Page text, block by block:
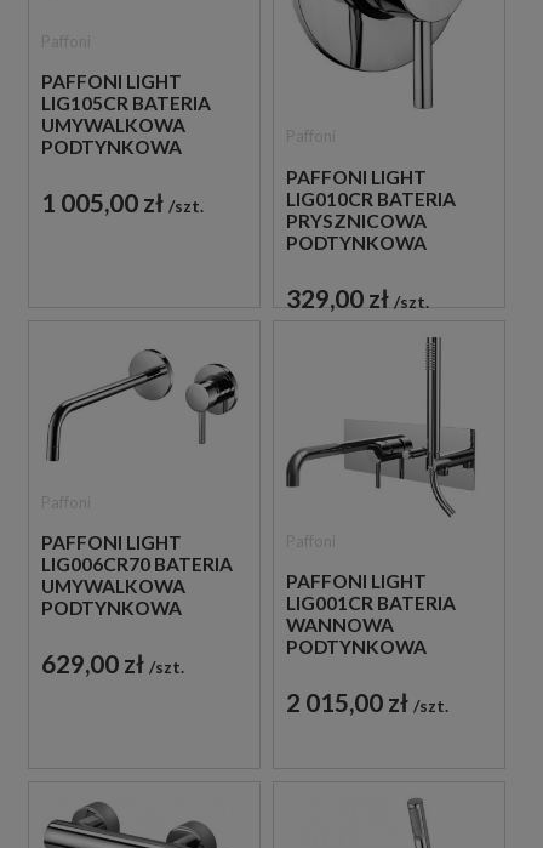
PAFFONI LIGHT
LIG105CR BATERIA
UMYWALKOWA
PODTYNKOWA
CHROM
1 005,00 zł szt.
PAFFONI LIGHT
LIG010CR BATERIA
PRYSZNICOWA
PODTYNKOWA
CHROM
329,00 zł szt.
PAFFONI LIGHT
LIG006CR70 BATERIA
UMYWALKOWA
PODTYNKOWA
CHROM
629,00 zł szt.
PAFFONI LIGHT
LIG001CR BATERIA
WANNOWA
PODTYNKOWA
CHROM
2 015,00 zł szt.